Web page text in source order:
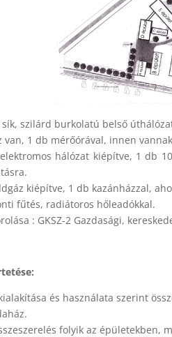
szilárd burkolatú belső
van, 1 db mérőórával, innen
hálózat kiépítve, 1 db
kiépítve, 1 db kazánházzal,
fűtés, radiátoros hőleadókkal.
: GKSZ-2 Gazdasági,
és használata szerint
folyik az épületekben,